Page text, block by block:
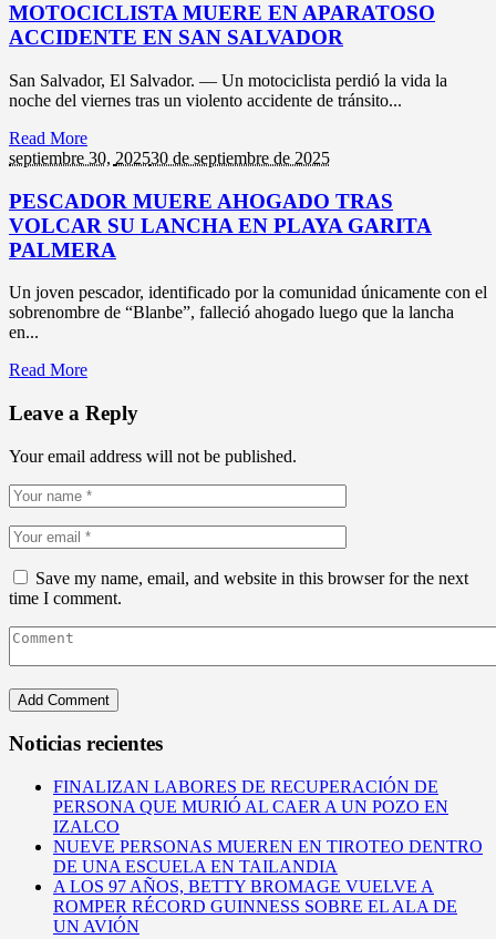
MOTOCICLISTA MUERE EN APARATOSO
ACCIDENTE EN SAN SALVADOR
San Salvador, El Salvador. — Un motociclista perdió la vida la
noche del viernes tras un violento accidente de tránsito...
Read More
septiembre 30, 202530 de septiembre de 2025
PESCADOR MUERE AHOGADO TRAS
VOLCAR SU LANCHA EN PLAYA GARITA
PALMERA
Un joven pescador, identificado por la comunidad únicamente con el
sobrenombre de “Blanbe”, falleció ahogado luego que la lancha
en...
Read More
Leave a Reply
Your email address will not be published.
Save my name, email, and website in this browser for the next
time I comment.
Noticias recientes
FINALIZAN LABORES DE RECUPERACIÓN DE
PERSONA QUE MURIÓ AL CAER A UN POZO EN
IZALCO
NUEVE PERSONAS MUEREN EN TIROTEO DENTRO
DE UNA ESCUELA EN TAILANDIA
A LOS 97 AÑOS, BETTY BROMAGE VUELVE A
ROMPER RÉCORD GUINNESS SOBRE EL ALA DE
UN AVIÓN